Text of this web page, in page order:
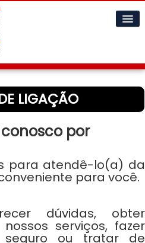
LIGAÇÃO
por
para atendê-lo(a) da
para você.
dúvidas, obter
serviços, fazer
ou tratar de